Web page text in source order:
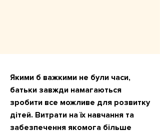
Якими б важкими не були часи,
батьки завжди намагаються
зробити все можливе для розвитку
дітей. Витрати на їх навчання та
забезпечення якомога більше